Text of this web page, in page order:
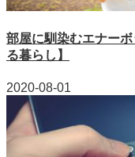
部屋に馴染むエナー
る暮らし】
2020-08-01